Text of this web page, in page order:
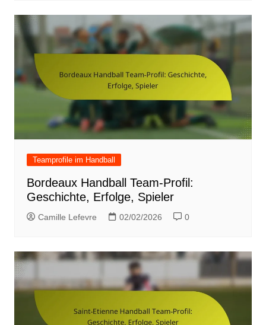
Teamprofile im Handball
Bordeaux Handball Team-Profil:
Geschichte, Erfolge, Spieler
Camille Lefevre 02/02/2026 0